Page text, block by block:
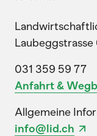
031 359 59 77
Anfahrt &
Allgemeine
info@lid.ch